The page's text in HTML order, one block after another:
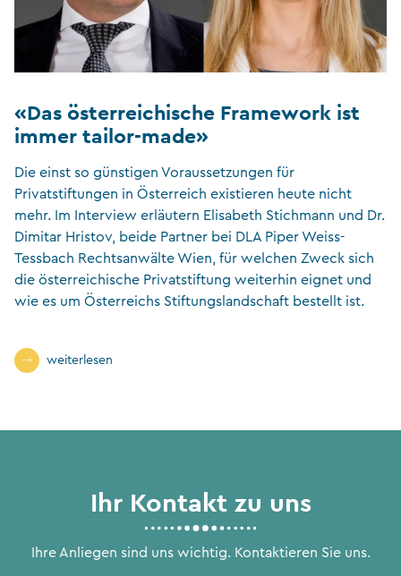
«Das österreichische Framework ist
immer tailor-made»
Die einst so günstigen Voraussetzungen für
Privatstiftungen in Österreich existieren heute nicht
mehr. Im Interview erläutern Elisabeth Stichmann und Dr.
Dimitar Hristov, beide Partner bei DLA Piper Weiss-
Tessbach Rechtsanwälte Wien, für welchen Zweck sich
die österreichische Privatstiftung weiterhin eignet und
wie es um Österreichs Stiftungslandschaft bestellt ist.
weiterlesen
Ihr Kontakt zu uns
Ihre Anliegen sind uns wichtig. Kontaktieren Sie uns.